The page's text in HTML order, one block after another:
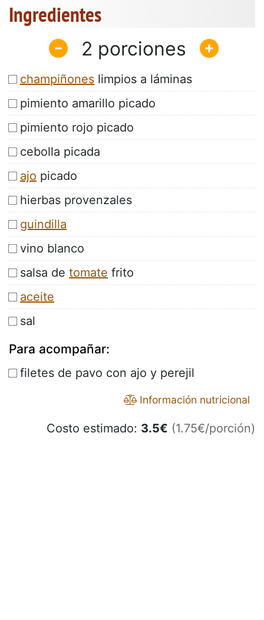
Ingredientes
2
champiñones limpios a láminas
pimiento amarillo picado
pimiento rojo picado
cebolla picada
ajo picado
hierbas provenzales
guindilla
vino blanco
salsa de tomate frito
aceite
sal
Para acompañar:
filetes de pavo con ajo y perejil
Información nutricional
Costo estimado: 3.5€ (1.75€/porción)